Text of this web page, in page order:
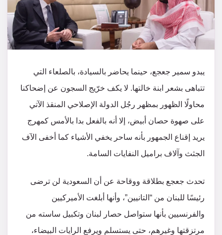
يبدو سمير جعجع، حينما يحاضر بالسيادة، بالصلعاء التي
تتباهى بشعر ابنة خالتها. لا يكف خرّيج السجون عن إضحاكنا
محاولًا الظهور بمظهر رجُل الدولة الإصلاحي المنقذ الآتي
على صهوة حصان أبيض، إلا أنه بالفعل بدا بالأمس كمهرج
يريد إقناع الجمهور بأنه ساحر يخفي الأشياء كما أخفى الآف
الجثث وآلاف براميل النفايات السامة.
تحدث جعجع بطلاقة ووقاحة عن أن السعودية لن ترضى
رئيسًا للبنان من “التانيين”، وأنها أبلغت الأميركيين
والفرنسيين بأنها ستواصل حصار لبنان وتكبيل ساسته من
مرتزقتها وغيرهم، حتى يستسلم ويرفع الرايات البيضاء،